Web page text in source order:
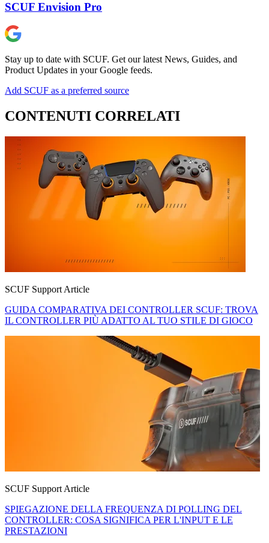
SCUF Envision Pro
Stay up to date with SCUF. Get our latest News, Guides, and
Product Updates in your Google feeds.
Add SCUF as a preferred source
CONTENUTI CORRELATI
SCUF Support Article
GUIDA COMPARATIVA DEI CONTROLLER SCUF: TROVA
IL CONTROLLER PIÙ ADATTO AL TUO STILE DI GIOCO
SCUF Support Article
SPIEGAZIONE DELLA FREQUENZA DI POLLING DEL
CONTROLLER: COSA SIGNIFICA PER L'INPUT E LE
PRESTAZIONI